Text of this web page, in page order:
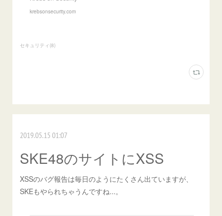
krebsonsecurity.com
セキュリティ (8)
2019.05.15 01:07
SKE48のサイトにXSS
XSSのバグ報告は毎日のようにたくさん出ていますが、
SKEもやられちゃうんですね...。